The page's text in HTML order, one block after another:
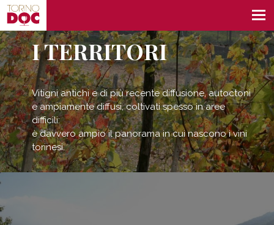
I TERRITORI
Vitigni antichi e di più recente diffusione, autoctoni
e ampiamente diffusi, coltivati spesso in aree
difficili:
è davvero ampio il panorama in cui nascono i vini
torinesi.